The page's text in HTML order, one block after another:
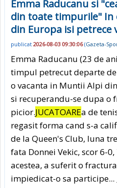
Emma Raducanu si
din toate timpurile" In
din Europa isi petrece
publicat 2026-08-03 09:30:06(Gazeta-
Emma Raducanu (23 de
timpul petrecut departe
o vacanta in Muntii Alpi
si recuperandu-se dupa o
picior.JUCATOAREa de
regasit forma cand s-a
de la Queen's Club, luna
fata Donnei Vekic, scor 6-
acestea, a suferit o
impiedicat-o sa participe...